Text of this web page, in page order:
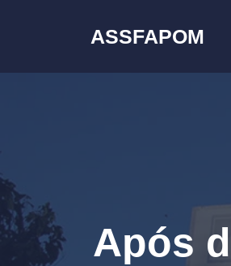
conteúdo
ASSFAPOM
Após